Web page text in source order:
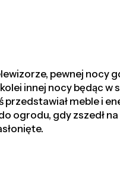
pewnej nocy
innej nocy będąc w
przedstawiał meble i
ogrodu, gdy zszedł